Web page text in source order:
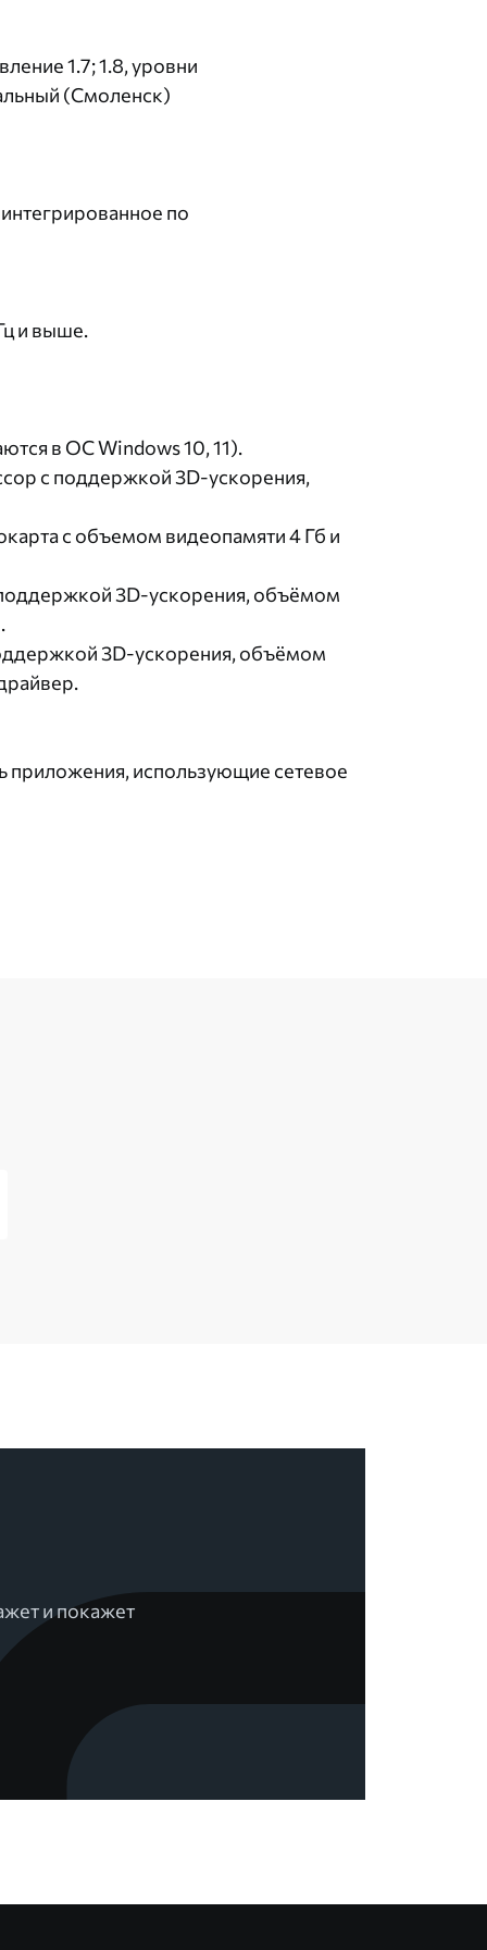
1.7; 1.8, уровни
(Смоленск)
по
и выше.
в ОС Windows 10, 11).
с поддержкой 3D-ускорения,
с объемом видеопамяти 4 Гб и
3D-ускорения, объёмом
3D-ускорения, объёмом
приложения, использующие сетевое
и покажет